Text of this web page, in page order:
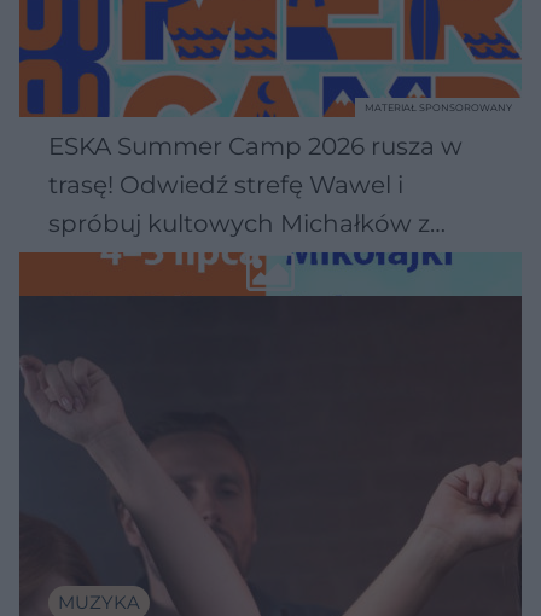
ESKA Summer Camp 2026 rusza w
trasę! Odwiedź strefę Wawel i
spróbuj kultowych Michałków z
Wawelu
MATERIAŁ SPONSOROWANY
MUZYKA